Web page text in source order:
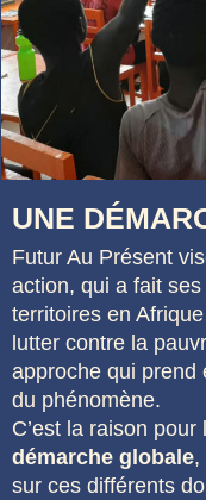
UNE
Futur Au Présent
action, qui a fait
territoires en
lutter contre la
approche qui prend
du phénomène.
C’est la raison
démarche globale,
sur ces différents